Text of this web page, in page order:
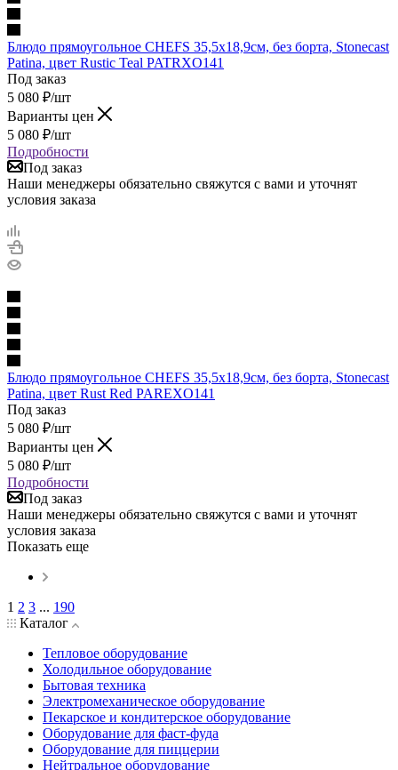
Блюдо прямоугольное CHEFS 35,5х18,9см, без борта, Stonecast
Patina, цвет Rustic Teal PATRXO141
Под заказ
5 080 ₽/шт
Варианты цен
5 080 ₽/шт
Подробности
Под заказ
Наши менеджеры обязательно свяжутся с вами и уточнят
условия заказа
Блюдо прямоугольное CHEFS 35,5х18,9см, без борта, Stonecast
Patina, цвет Rust Red PAREXO141
Под заказ
5 080 ₽/шт
Варианты цен
5 080 ₽/шт
Подробности
Под заказ
Наши менеджеры обязательно свяжутся с вами и уточнят
условия заказа
Показать еще
1 2 3 ... 190
Каталог
Тепловое оборудование
Холодильное оборудование
Бытовая техника
Электромеханическое оборудование
Пекарское и кондитерское оборудование
Оборудование для фаст-фуда
Оборудование для пиццерии
Нейтральное оборудование